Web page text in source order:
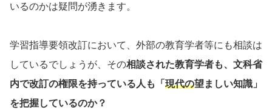
いるのかは疑問が湧きます。
学習指導要領改訂において、外部の教育学者等にも相談は
しているでしょうが、その相談された教育学者も、文科省
内で改訂の権限を持っている人も「 現代の望ましい知識」
を把握しているのか？